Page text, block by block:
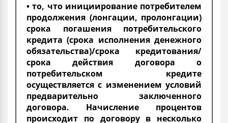
• то, что инициирование потребителем
продолжения (лонгации, пролонгации)
срока погашения потребительского
кредита (срока исполнения денежного
обязательства)/срока кредитования/
срока действия договора о
потребительском кредите
осуществляется с изменением условий
предварительно заключенного
договора. Начисление процентов
происходит по договору в несколько